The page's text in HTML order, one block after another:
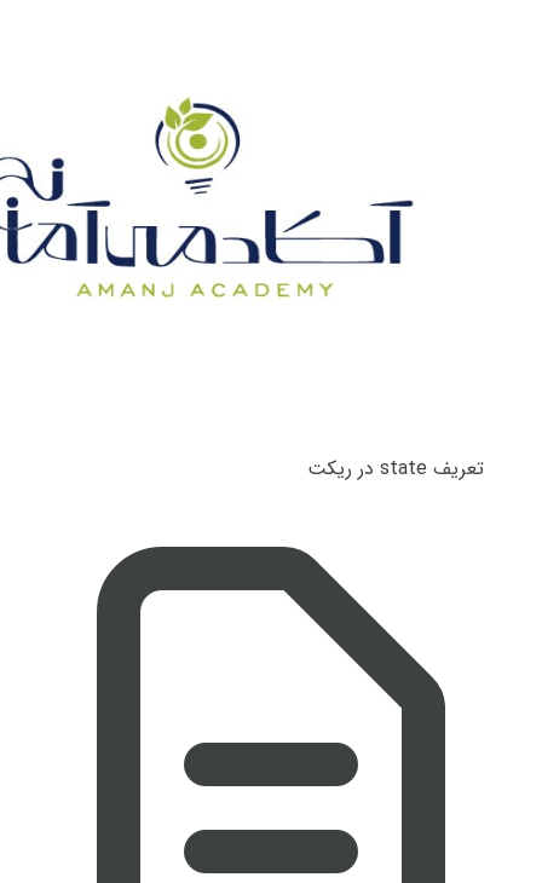
تعریف state در ریکت